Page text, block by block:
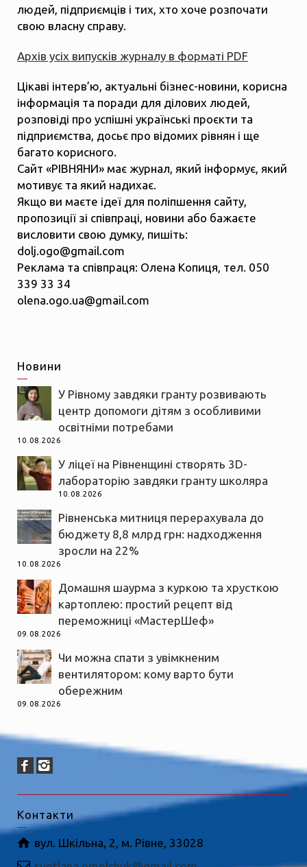
людей, підприємців і тих, хто хоче розпочати
свою власну справу.
Архів усіх випусків журналу в форматі PDF
Цікаві інтерв’ю, актуальні бізнес-новини, корисна
інформація та поради для ділових людей,
розповіді про успішні українські проєкти та
підприємства, досьє про відомих рівнян і ще
багато корисного.
Сайт «РІВНЯНИ» має журнал, який інформує, який
мотивує та який надихає.
Якщо ви маєте ідеї для поліпшення сайту,
пропозиції зі співпраці, новини або бажаєте
висловити свою думку, пишіть:
dolj.ogo@gmail.com
Реклама та співпраця: Олена Копиця, тел. 050
339 33 34
olena.ogo.ua@gmail.com
Новини
У Рівному завдяки гранту розвивають
центр допомоги дітям з особливими
освітніми потребами
10.08.2026
У ліцеї на Рівненщині створять 3D-
лабораторію завдяки гранту школяра
10.08.2026
Рівненська митниця перерахувала до
бюджету 8,8 млрд грн: надходження
зросли на 22%
10.08.2026
Домашня шаурма з куркою та хрусткою
картоплею: простий рецепт від
переможниці «МастерШеф»
09.08.2026
Чи можна спати з увімкненим
вентилятором: кому варто бути
обережним
09.08.2026
Контакти
вул. Шкільна, 2, м. Рівне, 33028